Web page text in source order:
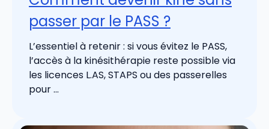
passer par le PASS ?
L’essentiel à retenir : si vous évitez le PASS,
l’accès à la kinésithérapie reste possible via
les licences L.AS, STAPS ou des passerelles
pour ...